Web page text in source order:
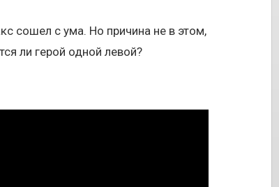
сошел с ума. Но причина не в этом,
ли герой одной левой?